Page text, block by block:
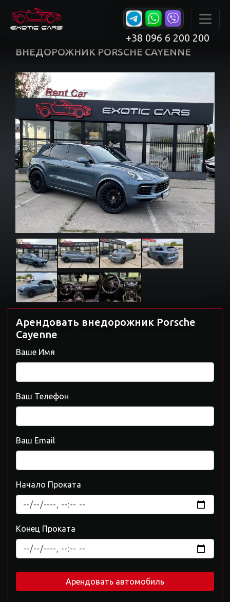
+38 096 6 200 200
ВНЕДОРОЖНИК PORSCHE CAYENNE
Арендовать внедорожник Porsche
Cayenne
Ваше Имя
Ваш Телефон
Ваш Email
Начало Проката
Конец Проката
Арендовать автомобиль